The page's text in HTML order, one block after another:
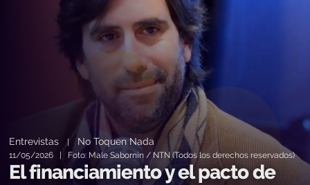
Entrevistas | No Toquen Nada
11/05/2026 | Foto: Male Sabornín / NTN (Todos los derechos reservados)
El financiamiento y el pacto de